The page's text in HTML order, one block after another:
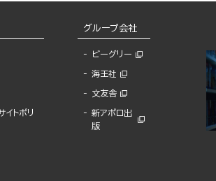
イトポリ
グループ会社
ビーグリー
海王社
文友舎
新アポロ出
版